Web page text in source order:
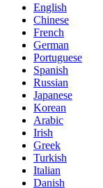
English
Chinese
French
German
Portuguese
Spanish
Russian
Japanese
Korean
Arabic
Irish
Greek
Turkish
Italian
Danish